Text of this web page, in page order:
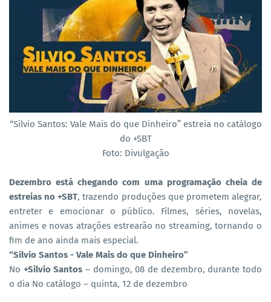
“Silvio Santos: Vale Mais do que Dinheiro” estreia no catálogo
do +SBT
Foto: Divulgação
Dezembro está chegando com uma programação cheia de
estreias no +SBT, trazendo produções que prometem alegrar,
entreter e emocionar o público. Filmes, séries, novelas,
animes e novas atrações estrearão no streaming, tornando o
fim de ano ainda mais especial.
“Silvio Santos - Vale Mais do que Dinheiro”
No +Silvio Santos – domingo, 08 de dezembro, durante todo
o dia No catálogo – quinta, 12 de dezembro